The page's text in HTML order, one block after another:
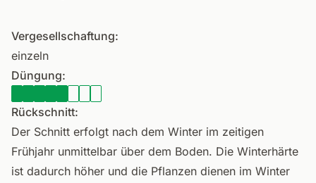
Vergesellschaftung:
einzeln
Düngung:
Rückschnitt:
Der Schnitt erfolgt nach dem Winter im zeitigen
Frühjahr unmittelbar über dem Boden. Die Winterhärte
ist dadurch höher und die Pflanzen dienen im Winter